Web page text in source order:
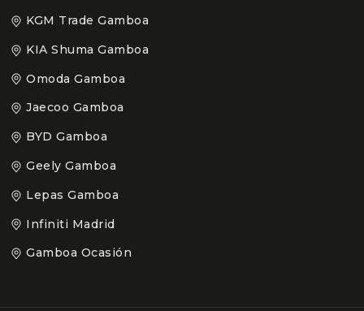
KGM Trade Gamboa
KIA Shuma Gamboa
Omoda Gamboa
Jaecoo Gamboa
BYD Gamboa
Geely Gamboa
Lepas Gamboa
Infiniti Madrid
Gamboa Ocasión